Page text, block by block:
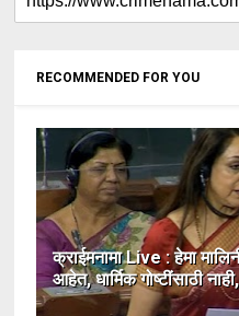
RECOMMENDED FOR YOU
क्राईमनामा Live : हेमा
आहेत, धार्मिक गोष्टींसाठी